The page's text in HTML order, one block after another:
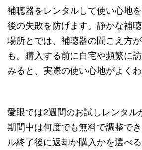
補聴器をレンタルして使い心地
後の失敗を防げます。静かな補
場所とでは、補聴器の聞こえ方
も。購入する前に自宅や頻繁に
みると、実際の使い心地がよくわ
愛眼では2週間のお試しレンタル
期間中は何度でも無料で調整で
ル終了後に返却か購入かを選べ